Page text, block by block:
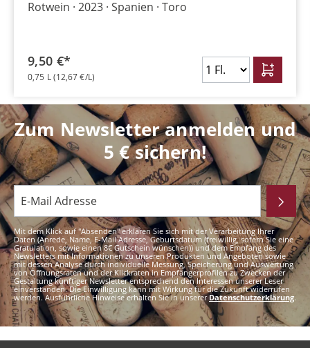
Rotwein 2023 Spanien Toro
9,50 €*
0,75 L(12,67 €/L)
Zum Newsletter anmelden und
5 € sichern!
Mit dem Klick auf "Absenden" erklären Sie sich mit der Verarbeitung Ihrer
Daten (Anrede, Name, E-Mail Adresse, Geburtsdatum (freiwillig, sofern Sie eine
Gratulation, sowie einen 8€ Gutschein wünschen)) und dem Empfang des
Newsletters mit Informationen zu unseren Produkten und Angeboten sowie
mit dessen Analyse durch individuelle Messung, Speicherung und Auswertung
von Öffnungsraten und der Klickraten in Empfängerprofilen zu Zwecken der
Gestaltung künftiger Newsletter entsprechend den Interessen unserer Leser
einverstanden. Die Einwilligung kann mit Wirkung für die Zukunft widerrufen
werden. Ausführliche Hinweise erhalten Sie in unsererDatenschutzerklärung.